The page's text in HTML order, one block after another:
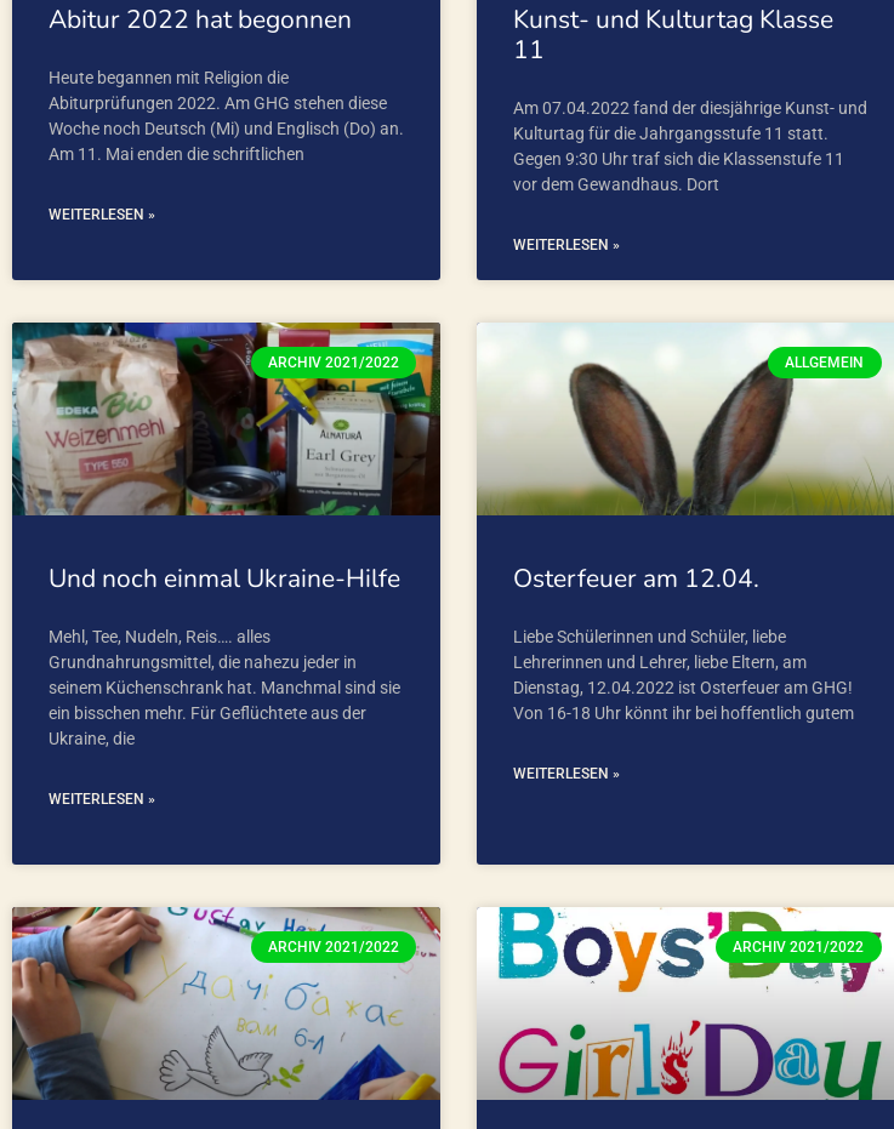
Abitur 2022 hat begonnen
Heute begannen mit Religion die
Abiturprüfungen 2022. Am GHG stehen diese
Woche noch Deutsch (Mi) und Englisch (Do) an.
Am 11. Mai enden die schriftlichen
WEITERLESEN »
Kunst- und Kulturtag Klasse
11
Am 07.04.2022 fand der diesjährige Kunst- und
Kulturtag für die Jahrgangsstufe 11 statt.
Gegen 9:30 Uhr traf sich die Klassenstufe 11
vor dem Gewandhaus. Dort
WEITERLESEN »
ARCHIV 2021/2022
Und noch einmal Ukraine-Hilfe
Mehl, Tee, Nudeln, Reis…. alles
Grundnahrungsmittel, die nahezu jeder in
seinem Küchenschrank hat. Manchmal sind sie
ein bisschen mehr. Für Geflüchtete aus der
Ukraine, die
WEITERLESEN »
ALLGEMEIN
Osterfeuer am 12.04.
Liebe Schülerinnen und Schüler, liebe
Lehrerinnen und Lehrer, liebe Eltern, am
Dienstag, 12.04.2022 ist Osterfeuer am GHG!
Von 16-18 Uhr könnt ihr bei hoffentlich gutem
WEITERLESEN »
ARCHIV 2021/2022 ARCHIV 2021/2022